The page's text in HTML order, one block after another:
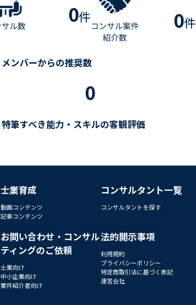
0件 0件
メンバーからの推奨数
0
特筆すべき能力・スキルの客観評価
士業育成
動画コンテンツ
記事コンテンツ
コンサルタント一覧
コンサルタントを探す
お問い合わせ・コンサル
ティングのご依頼
士業向け
中小企業向け
案件紹介者向け
法的開示事項
利用規約
プライバシーポリシー
特定商取引法に基づく表記
運営会社